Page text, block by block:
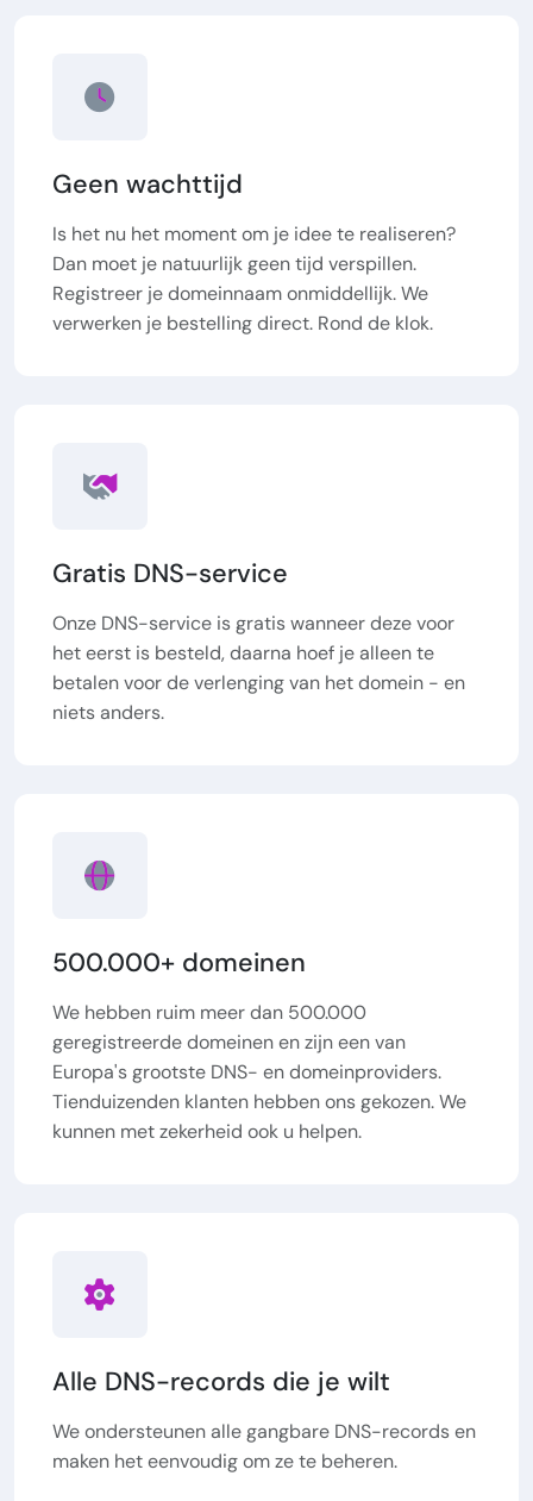
Geen wachttijd
Is het nu het moment om je idee te realiseren?
Dan moet je natuurlijk geen tijd verspillen.
Registreer je domeinnaam onmiddellijk. We
verwerken je bestelling direct. Rond de klok.
Gratis DNS-service
Onze DNS-service is gratis wanneer deze voor
het eerst is besteld, daarna hoef je alleen te
betalen voor de verlenging van het domein - en
niets anders.
500.000+ domeinen
We hebben ruim meer dan 500.000
geregistreerde domeinen en zijn een van
Europa's grootste DNS- en domeinproviders.
Tienduizenden klanten hebben ons gekozen. We
kunnen met zekerheid ook u helpen.
Alle DNS-records die je wilt
We ondersteunen alle gangbare DNS-records en
maken het eenvoudig om ze te beheren.